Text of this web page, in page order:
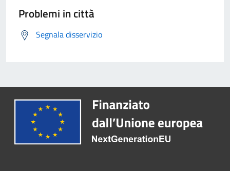
Problemi in città
Segnala disservizio